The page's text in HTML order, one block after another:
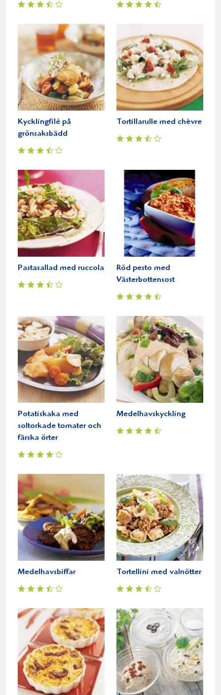
Kycklingfilé på
grönsaksbädd
Tortillarulle med chèvre
Pastasallad med ruccola
Röd pesto med
Västerbottensost
Potatiskaka med
soltorkade tomater och
färska örter
Medelhavskyckling
Medelhavsbiffar Tortellini med valnötter